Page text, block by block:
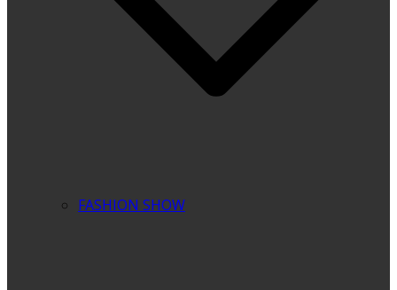
FASHION SHOW